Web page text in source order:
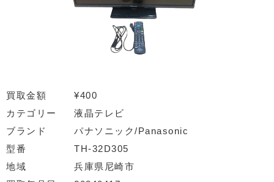
買取金額
¥400
カテゴリー
液晶テレビ
ブランド
パナソニック/Panasonic
型番
TH-32D305
地域
兵庫県尼崎市